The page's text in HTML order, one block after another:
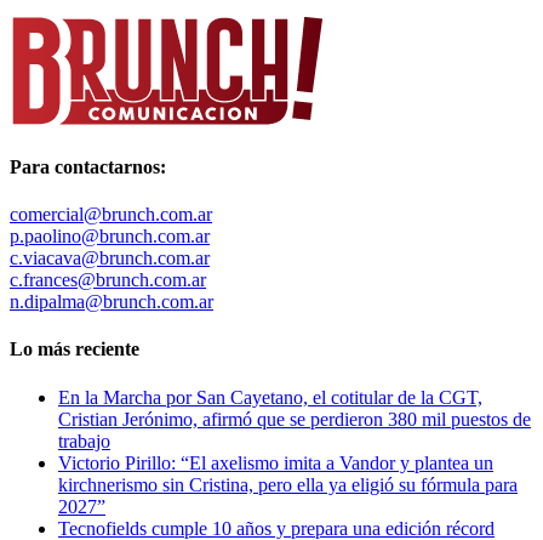
Para contactarnos:
comercial@brunch.com.ar
p.paolino@brunch.com.ar
c.viacava@brunch.com.ar
c.frances@brunch.com.ar
n.dipalma@brunch.com.ar
Lo más reciente
En la Marcha por San Cayetano, el cotitular de la CGT,
Cristian Jerónimo, afirmó que se perdieron 380 mil puestos de
trabajo
Victorio Pirillo: “El axelismo imita a Vandor y plantea un
kirchnerismo sin Cristina, pero ella ya eligió su fórmula para
2027”
Tecnofields cumple 10 años y prepara una edición récord